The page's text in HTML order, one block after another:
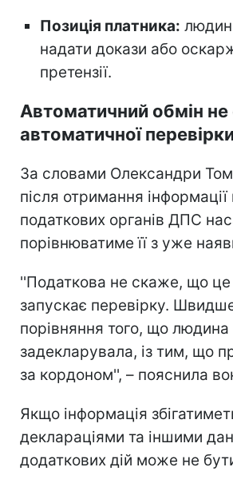
Позиція платника:
надати докази або
претензії.
Автоматичний обмін не
автоматичної
За словами Олександри
після отримання інформації
податкових органів ДПС
порівнюватиме її з уже
''Податкова не скаже, що
запускає перевірку.
порівняння того, що людина
задекларувала, із тим, що
за кордоном'', – пояснила
Якщо інформація
деклараціями та іншими
додаткових дій може не